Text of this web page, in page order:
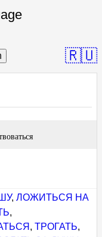
🇷🇺
, ЛОЖИТЬСЯ НА
,
,ТРОГАТЬ,